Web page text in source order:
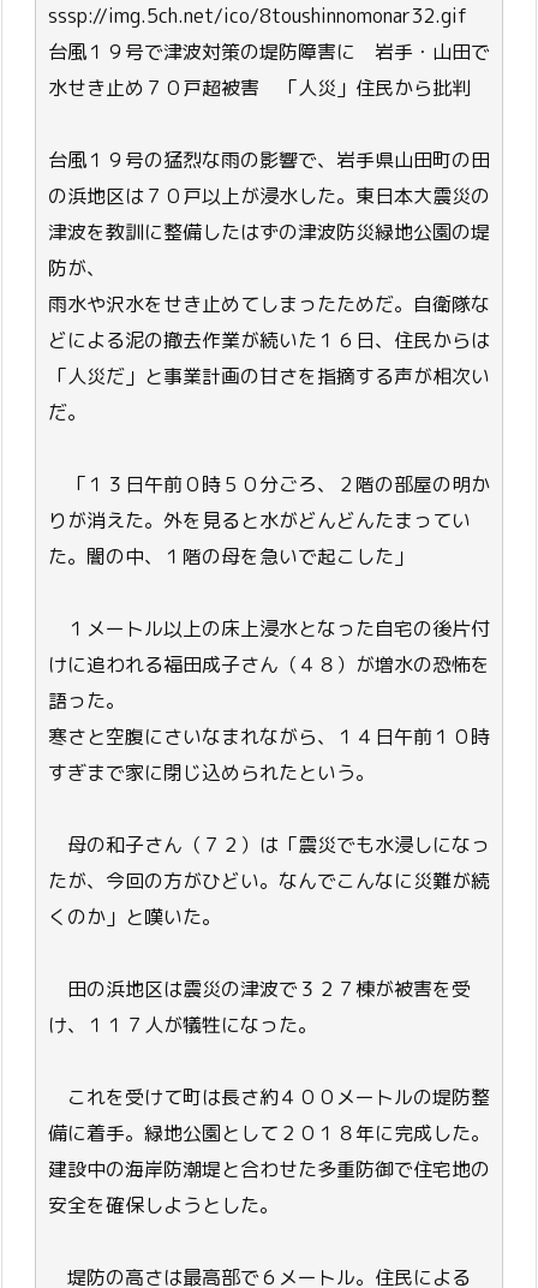
sssp://img.5ch.net/ico/8toushinnomonar32.gif
台風１９号で津波対策の堤防障害に 岩手・山田で
水せき止め７０戸超被害 「人災」住民から批判
台風１９号の猛烈な雨の影響で、岩手県山田町の田
の浜地区は７０戸以上が浸水した。東日本大震災の
津波を教訓に整備したはずの津波防災緑地公園の堤
防が、
雨水や沢水をせき止めてしまったためだ。自衛隊な
どによる泥の撤去作業が続いた１６日、住民からは
「人災だ」と事業計画の甘さを指摘する声が相次い
だ。
「１３日午前０時５０分ごろ、２階の部屋の明か
りが消えた。外を見ると水がどんどんたまってい
た。闇の中、１階の母を急いで起こした」
１メートル以上の床上浸水となった自宅の後片付
けに追われる福田成子さん（４８）が増水の恐怖を
語った。
寒さと空腹にさいなまれながら、１４日午前１０時
すぎまで家に閉じ込められたという。
母の和子さん（７２）は「震災でも水浸しになっ
たが、今回の方がひどい。なんでこんなに災難が続
くのか」と嘆いた。
田の浜地区は震災の津波で３２７棟が被害を受
け、１１７人が犠牲になった。
これを受けて町は長さ約４００メートルの堤防整
備に着手。緑地公園として２０１８年に完成した。
建設中の海岸防潮堤と合わせた多重防御で住宅地の
安全を確保しようとした。
堤防の高さは最高部で６メートル。住民による